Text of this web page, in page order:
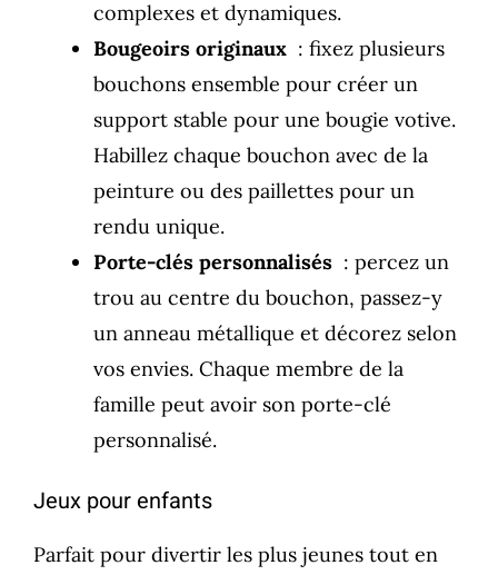
complexes et dynamiques.
Bougeoirs originaux : fixez plusieurs
bouchons ensemble pour créer un
support stable pour une bougie votive.
Habillez chaque bouchon avec de la
peinture ou des paillettes pour un
rendu unique.
Porte-clés personnalisés : percez un
trou au centre du bouchon, passez-y
un anneau métallique et décorez selon
vos envies. Chaque membre de la
famille peut avoir son porte-clé
personnalisé.
Jeux pour enfants
Parfait pour divertir les plus jeunes tout en